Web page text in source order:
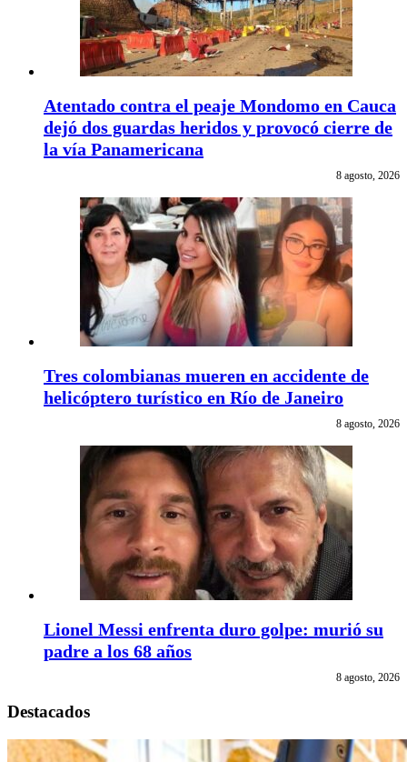
Atentado contra el peaje Mondomo en Cauca
dejó dos guardas heridos y provocó cierre de
la vía Panamericana
8 agosto, 2026
Tres colombianas mueren en accidente de
helicóptero turístico en Río de Janeiro
8 agosto, 2026
Lionel Messi enfrenta duro golpe: murió su
padre a los 68 años
8 agosto, 2026
Destacados